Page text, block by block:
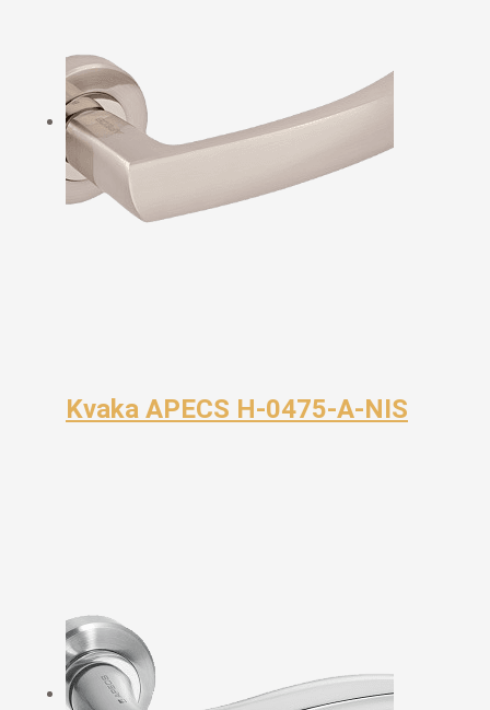
Kvaka APECS H-0475-A-NIS